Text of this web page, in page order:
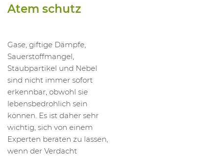
Atem schutz
Gase, giftige Dämpfe,
Sauerstoffmangel,
Staubpartikel und Nebel
sind nicht immer sofort
erkennbar, obwohl sie
lebensbedrohlich sein
können. Es ist daher sehr
wichtig, sich von einem
Experten beraten zu lassen,
wenn der Verdacht